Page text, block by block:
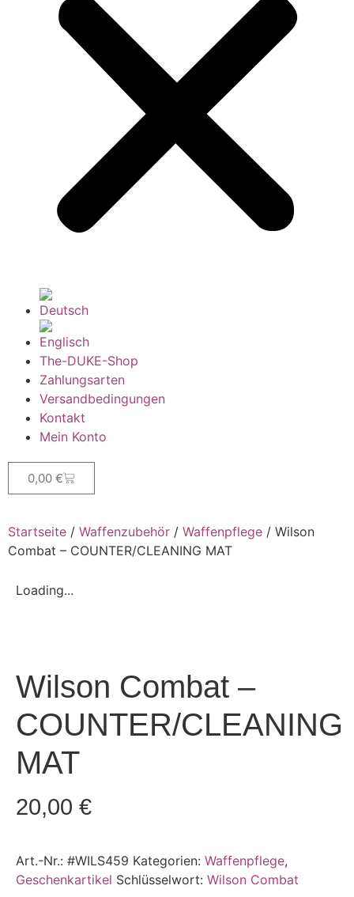
The-DUKE-Shop
Zahlungsarten
Versandbedingungen
Kontakt
Mein Konto
0,00 €
Startseite / Waffenzubehör / Waffenpflege / Wilson
Combat – COUNTER/CLEANING MAT
Loading...
Wilson Combat –
COUNTER/CLEANING
MAT
20,00 €
Art.-Nr.: #WILS459 Kategorien: Waffenpflege,
Geschenkartikel Schlüsselwort: Wilson Combat